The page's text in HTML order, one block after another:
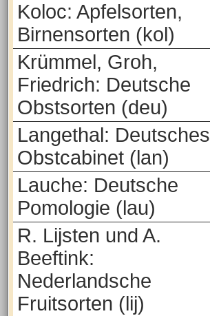
Koloc: Apfelsorten,
Birnensorten (kol)
Krümmel, Groh,
Friedrich: Deutsche
Obstsorten (deu)
Langethal: Deutsches
Obstcabinet (lan)
Lauche: Deutsche
Pomologie (lau)
R. Lijsten und A.
Beeftink:
Nederlandsche
Fruitsorten (lij)